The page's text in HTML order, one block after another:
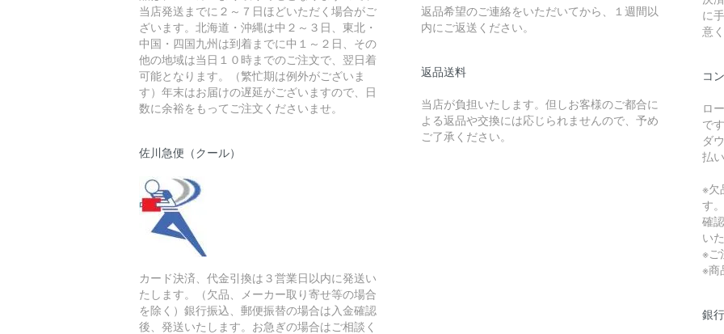
当店発送までに２～７日ほどいただく場合がご
ざいます。北海道・沖縄は中２～３日、東北・
中国・四国九州は到着までに中１～２日、その
他の地域は当日１０時までのご注文で、翌日着
可能となります。（繁忙期は例外がございま
す）年末はお届けの遅延がございますので、日
数に余裕をもってご注文くださいませ。
佐川急便（クール）
カード決済、代金引換は３営業日以内に発送い
たします。（欠品、メーカー取り寄せ等の場合
を除く）銀行振込、郵便振替の場合は入金確認
後、発送いたします。お急ぎの場合はご相談く
返品希望のご連絡をいただいてから、１週間以
内にご返送ください。
返品送料
当店が負担いたします。但しお客様のご都合に
よる返品や交換には応じられませんので、予め
ご了承ください。
に
意
コ
ロ
で
ダ
払
※欠
す
確
い
※ご
※商
銀